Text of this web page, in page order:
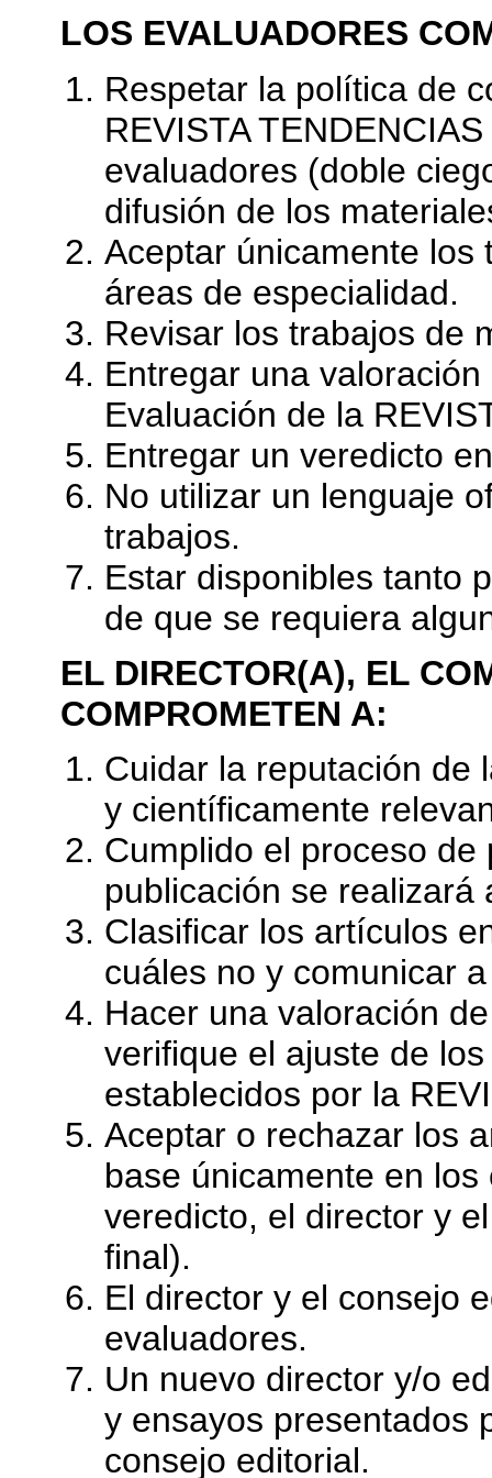
LOS EVALUADORES
Respetar la política de
REVISTA
evaluadores (doble
difusión de los
Aceptar únicamente los
áreas de especialidad.
Revisar los trabajos de
Entregar una
Evaluación de la
Entregar un veredicto
No utilizar un lenguaje
trabajos.
Estar disponibles tanto
de que se requiera
EL DIRECTOR(A), EL
COMPROMETEN A:
Cuidar la reputación de
y científicamente
Cumplido el proceso de
publicación se
Clasificar los artículos
cuáles no y comunicar
Hacer una valoración
verifique el ajuste de
establecidos por la
Aceptar o rechazar los
base únicamente en
veredicto, el director y
final).
El director y el consejo
evaluadores.
Un nuevo director y/o
y ensayos presentados
consejo editorial.